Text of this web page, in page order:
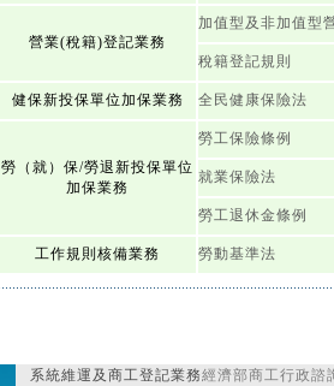
營業(稅籍)登記業務
加值型及非加值型
稅籍登記規則
健保新投保單位加保業務 全民健康保險法
勞（就）保/勞退新投保單位
加保業務
勞工保險條例
就業保險法
勞工退休金條例
工作規則核備業務 勞動基準法
系統維運及商工登記業務經濟部商工行